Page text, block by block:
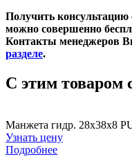
Получить консультацию
можно совершенно
Контакты менеджеров
разделе.
C этим товаром
Манжета гидр. 28х38х8
Узнать цену
Подробнее